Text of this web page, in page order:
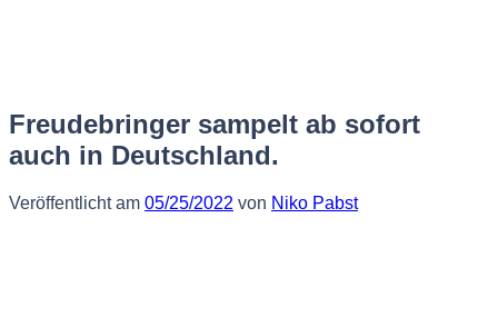
Freudebringer sampelt ab sofort
auch in Deutschland.
Veröffentlicht am 05/25/2022 von Niko Pabst